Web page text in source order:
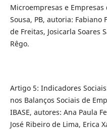
Microempresas e
Sousa, PB, autoria: Fabiano
de Freitas, Josicarla Soares
Rêgo.
Artigo 5: Indicadores
nos Balanços Sociais de
IBASE, autores: Ana Paula
José Ribeiro de Lima, Erica